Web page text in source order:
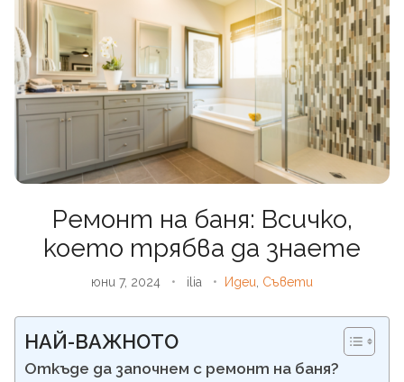
Ремонт на баня: Всичко,
което трябва да знаете
юни 7, 2024 • ilia • Идеи, Съвети
НАЙ-ВАЖНОТО
Откъде да започнем с ремонт на баня?